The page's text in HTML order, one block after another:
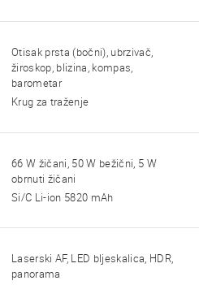
Otisak prsta (bočni), ubrzivač,
žiroskop, blizina, kompas,
barometar
Krug za traženje
66 W žičani, 50 W bežični, 5 W
obrnuti žičani
Si/C Li-ion 5820 mAh
Laserski AF, LED bljeskalica, HDR,
panorama